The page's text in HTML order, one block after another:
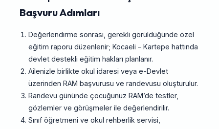
Başvuru Adımları
Değerlendirme sonrası, gerekli görüldüğünde özel
eğitim raporu düzenlenir; Kocaeli – Kartepe hattında
devlet destekli eğitim hakları planlanır.
Ailenizle birlikte okul idaresi veya e-Devlet
üzerinden RAM başvurusu ve randevusu oluşturulur.
Randevu gününde çocuğunuz RAM’de testler,
gözlemler ve görüşmeler ile değerlendirilir.
Sınıf öğretmeni ve okul rehberlik servisi,